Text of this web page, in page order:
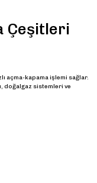
Çeşitleri
açma-kapama işlemi sağlar.
doğalgaz sistemleri ve